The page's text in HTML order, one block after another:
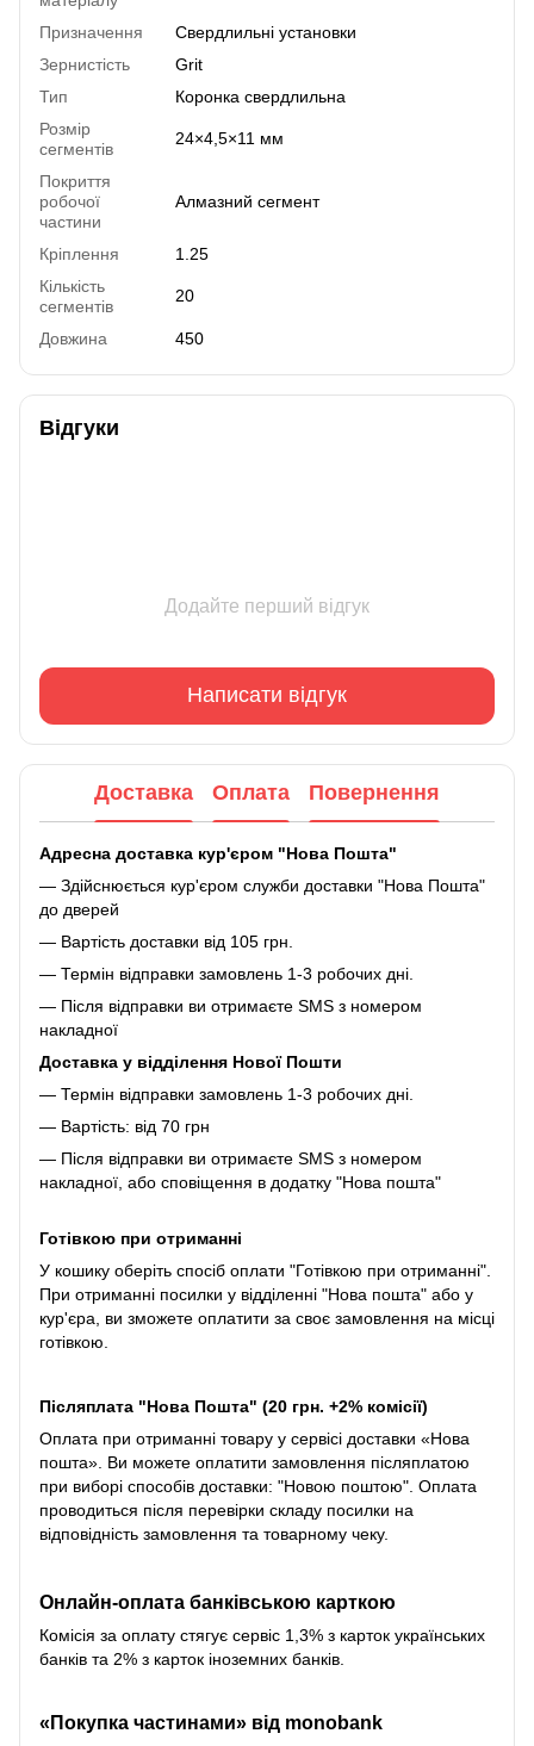
Призначення
Свердлильні установки
Зернистість
Grit
Тип
Коронка свердлильна
Розмір
сегментів
24×4,5×11 мм
Покриття
робочої
частини
Алмазний сегмент
Кріплення
1.25
Кількість
сегментів
20
Довжина 450
Відгуки
Додайте перший відгук
Написати відгук
Доставка Оплата Повернення
Адресна доставка кур'єром "Нова Пошта"
— Здійснюється кур'єром служби доставки "Нова Пошта"
до дверей
— Вартість доставки від 105 грн.
— Термін відправки замовлень 1-3 робочих дні.
— Після відправки ви отримаєте SMS з номером
накладної
Доставка у відділення Нової Пошти
— Термін відправки замовлень 1-3 робочих дні.
— Вартість: від 70 грн
— Після відправки ви отримаєте SMS з номером
накладної, або сповіщення в додатку "Нова пошта"
Готівкою при отриманні
У кошику оберіть спосіб оплати "Готівкою при отриманні".
При отриманні посилки у відділенні "Нова пошта" або у
кур'єра, ви зможете оплатити за своє замовлення на місці
готівкою.
Післяплата "Нова Пошта" (20 грн. +2% комісії)
Оплата при отриманні товару у сервісі доставки «Нова
пошта». Ви можете оплатити замовлення післяплатою
при виборі способів доставки: "Новою поштою". Оплата
проводиться після перевірки складу посилки на
відповідність замовлення та товарному чеку.
Онлайн-оплата банківською карткою
Комісія за оплату стягує сервіс 1,3% з карток українських
банків та 2% з карток іноземних банків.
«Покупка частинами» від monobank